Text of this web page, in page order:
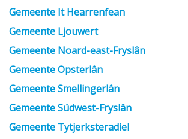
Gemeente It Hearrenfean
Gemeente Ljouwert
Gemeente Noard-east-Fryslân
Gemeente Opsterlân
Gemeente Smellingerlân
Gemeente Súdwest-Fryslân
Gemeente Tytjerksteradiel